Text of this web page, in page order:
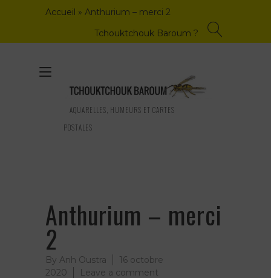
Accueil » Anthurium – merci 2
Tchouktchouk Baroum ?
AQUARELLES, HUMEURS ET CARTES
POSTALES
Toggle
navigation
Anthurium – merci
2
By Anh Oustra
16 octobre
2020
Leave a commenton